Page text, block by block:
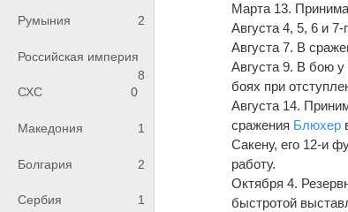
Румыния 2
Российская империя
8
СХС
0
Македония 1
Болгария 2
Сербия 1
Марта 13.
Августа 4, 5, 6 и
Августа 7. В
Августа 9. В бою
боях при
Августа 14.
сражения Блюхер
Сакену, его 12-и
работу.
Октября 4.
быстротой